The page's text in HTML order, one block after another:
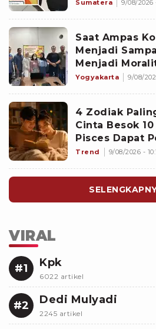
Sumatera 9/08/2026
Saat Ampas
Menjadi
Menjadi
Yogyakarta 9/08/
4 Zodiak
Cinta Besok
Pisces Dapat
Makin Dekat
Trend 9/08/2026 -
VIRAL
#1 Kpk
6022 artikel
#2 Dedi Mulyadi
2245 artikel